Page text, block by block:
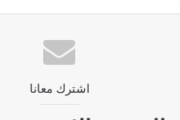
اشترك معانا